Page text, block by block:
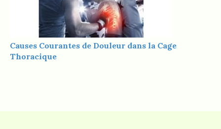
Causes Courantes de Douleur dans la Cage
Thoracique